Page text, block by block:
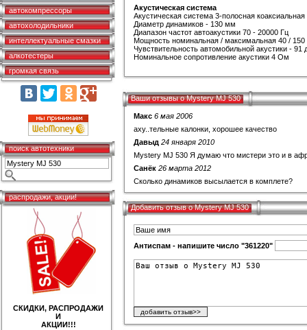
автокомпрессоры
автохолодильники
интеллектуальные смазки
алкотестеры
громкая связь
поиск автотехники
распродажи, акции!
СКИДКИ, РАСПРОДАЖИ
И
АКЦИИ!!!
Акустическая система
Акустическая система 3-полосная коаксиальная
Диаметр динамиков - 130 мм
Диапазон частот автоакустики 70 - 20000 Гц
Мощность номинальная / максимальная 40 / 150
Чувствительность автомобильной акустики - 91
Номинальное сопротивление акустики 4 Ом
Ваши отзывы о Mystery MJ 530
Макс 6 мая 2006
аху..тельные калонки, хорошее качество
Давыд 24 января 2010
Mystery MJ 530 Я думаю что мистери это и в
Санёк 26 марта 2012
Сколько динамиков высылается в комплете?
Добавить отзыв о Mystery MJ 530
Антиспам - напишите число "361220"